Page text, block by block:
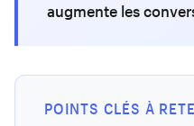
augmente les
POINTS CLÉS À